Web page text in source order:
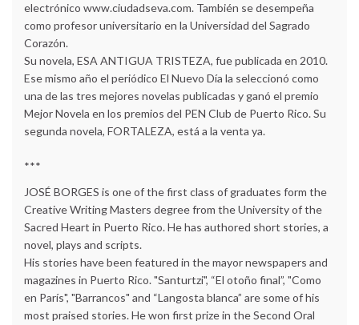
electrónico www.ciudadseva.com. También se desempeña
como profesor universitario en la Universidad del Sagrado
Corazón.
Su novela, ESA ANTIGUA TRISTEZA, fue publicada en 2010.
Ese mismo año el periódico El Nuevo Día la seleccionó como
una de las tres mejores novelas publicadas y ganó el premio
Mejor Novela en los premios del PEN Club de Puerto Rico. Su
segunda novela, FORTALEZA, está a la venta ya.
***
JOSÉ BORGES is one of the first class of graduates form the
Creative Writing Masters degree from the University of the
Sacred Heart in Puerto Rico. He has authored short stories, a
novel, plays and scripts.
His stories have been featured in the mayor newspapers and
magazines in Puerto Rico. "Santurtzi", “El otoño final”, "Como
en París", "Barrancos" and “Langosta blanca” are some of his
most praised stories. He won first prize in the Second Oral